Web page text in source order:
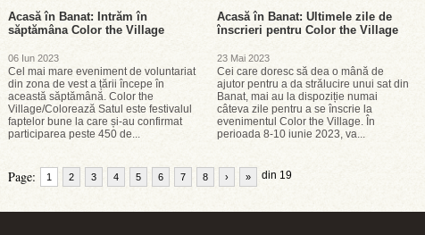
Acasă în Banat: Intrăm în
săptămâna Color the Village
06 Iun 2023
Cel mai mare eveniment de voluntariat
din zona de vest a țării începe în
această săptămână. Color the
Village/Colorează Satul este festivalul
faptelor bune la care și-au confirmat
participarea peste 450 de...
Acasă în Banat: Ultimele zile de
înscrieri pentru Color the Village
23 Mai 2023
Cei care doresc să dea o mână de
ajutor pentru a da strălucire unui sat din
Banat, mai au la dispoziție numai
câteva zile pentru a se înscrie la
evenimentul Color the Village. În
perioada 8-10 iunie 2023, va...
Page: 1 2 3 4 5 6 7 8 din 19
› »